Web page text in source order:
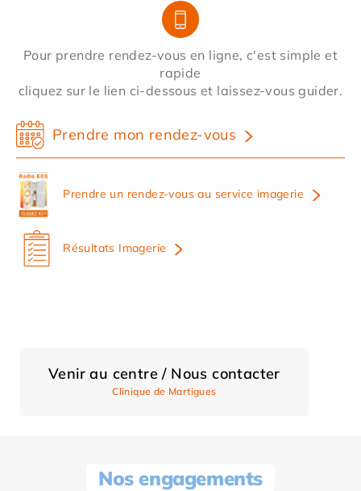
Pour prendre rendez-vous en ligne, c'est simple et
rapide
cliquez sur le lien ci-dessous et laissez-vous guider.
Prendre mon rendez-vous
Prendre un rendez-vous au service imagerie
Résultats Imagerie
Venir au centre / Nous contacter
Clinique de Martigues
Nos engagements